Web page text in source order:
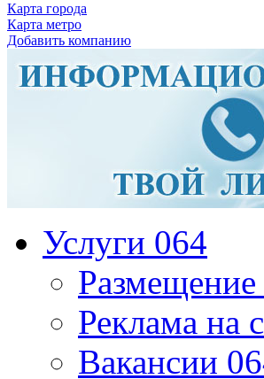
Карта города
Карта метро
Добавить компанию
Услуги 064
Размещение
Реклама на
Вакансии